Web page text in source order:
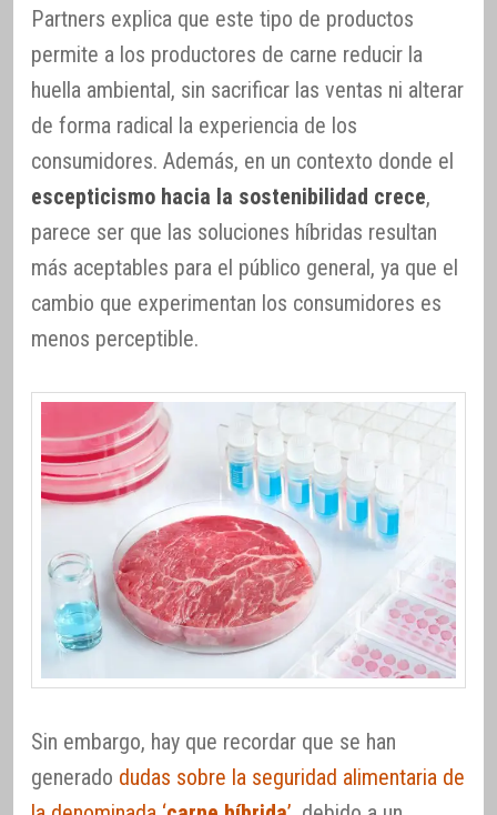
Partners explica que este tipo de productos
permite a los productores de carne reducir la
huella ambiental, sin sacrificar las ventas ni alterar
de forma radical la experiencia de los
consumidores. Además, en un contexto donde el
escepticismo hacia la sostenibilidad crece,
parece ser que las soluciones híbridas resultan
más aceptables para el público general, ya que el
cambio que experimentan los consumidores es
menos perceptible.
Sin embargo, hay que recordar que se han
generado dudas sobre la seguridad alimentaria de